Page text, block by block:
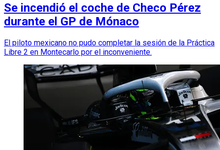
Se incendió el coche de Checo Pérez
durante el GP de Mónaco
El piloto mexicano no pudo completar la sesión de la Práctica
Libre 2 en Montecarlo por el inconveniente.